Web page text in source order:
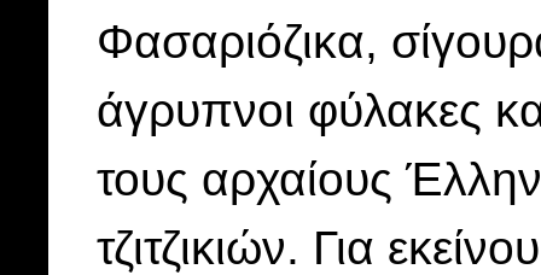
Φασαριόζικα,
άγρυπνοι φύλακες
τους αρχαίους
τζιτζικιών. Για